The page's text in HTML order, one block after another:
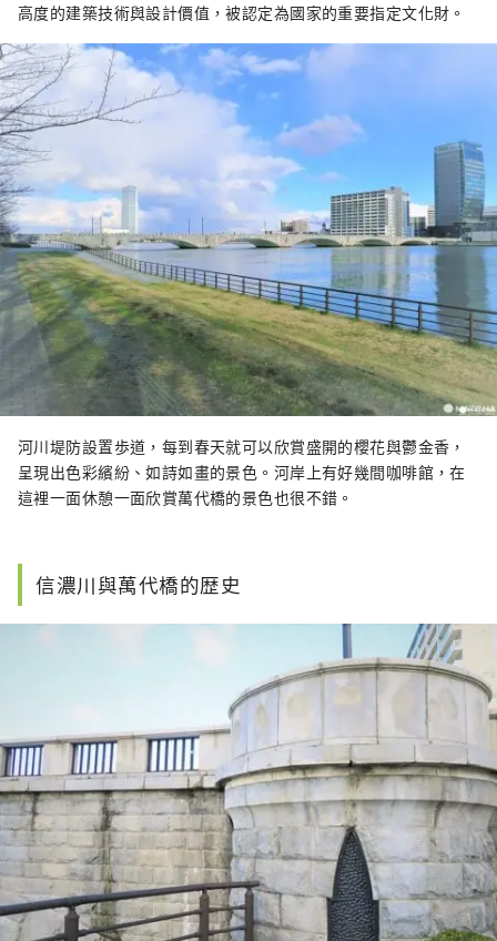
高度的建築技術與設計價值，被認定為國家的重要指定文化財。
河川堤防設置歩道，每到春天就可以欣賞盛開的櫻花與鬱金香，
呈現出色彩繽紛、如詩如畫的景色。河岸上有好幾間咖啡館，在
這裡一面休憩一面欣賞萬代橋的景色也很不錯。
信濃川與萬代橋的歴史